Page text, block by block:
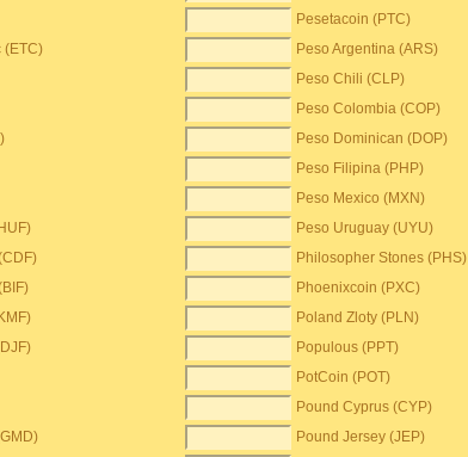
Pesetacoin (PTC)
(ETC)
Peso Argentina (ARS)
Peso Chili (CLP)
Peso Colombia (COP)
Peso Dominican (DOP)
Peso Filipina (PHP)
Peso Mexico (MXN)
Peso Uruguay (UYU)
Philosopher Stones (PHS)
Phoenixcoin (PXC)
Poland Zloty (PLN)
Populous (PPT)
PotCoin (POT)
Pound Cyprus (CYP)
Pound Jersey (JEP)